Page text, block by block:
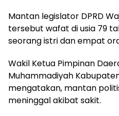
Mantan legislator DPRD
tersebut wafat di usia 79
seorang istri dan empat
Wakil Ketua Pimpinan
Muhammadiyah
mengatakan, mantan
meninggal akibat sakit.